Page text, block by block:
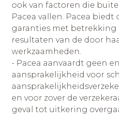
ook van factoren die
Pacea vallen. Pacea biedt
garanties met betrekking
resultaten van de door
werkzaamheden.
- Pacea aanvaardt geen
aansprakelijkheid voor
en voor zover de
geval tot uitkering